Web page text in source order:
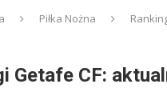
Piłka Nożna
Getafe CF: